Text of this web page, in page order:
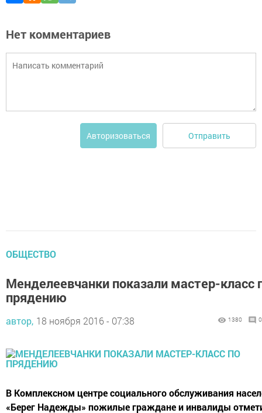
Нет комментариев
Авторизоваться Отправить
ОБЩЕСТВО
Менделеевчанки показали мастер-класс
прядению
автор, 18 ноября 2016 - 07:38 1380 0
В Комплексном центре социального обслуживания
«Берег Надежды» пожилые граждане и инвалиды